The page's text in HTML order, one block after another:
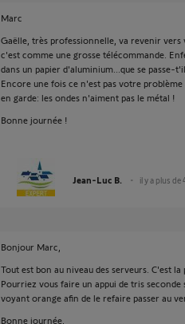
Marc
Gaëlle, très professionnelle, va revenir vers
c'est comme une grosse télécommande.
dans un papier d'aluminium...que se passe-
Encore une fois ce n'est pas votre
en garde: les ondes n'aiment pas le métal !
Bonne journée !
Jean-Luc B. il y a plus de
Bonjour Marc,
Tout est bon au niveau des serveurs. C'est la
Pourriez vous faire un appui de tris
voyant orange afin de le refaire passer au
Bonne journée,